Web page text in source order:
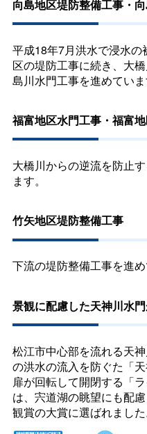
向島地区堤防整備工事・
平成18年7月洪水で浸水
区の堤防工事に続き、大
島川水門工事を進めていま
福富地区水門工事・福富
大橋川からの逆流を防止
ます。
竹矢地区堤防整備工事
下流の堤防整備工事を進め
景観に配慮した天神川水
松江市中心部を流れる天
の洪水の流入を防ぐた「
扉が回転して開閉する「
は、宍道湖の眺望にも配
観賞の大賞に選ばれました